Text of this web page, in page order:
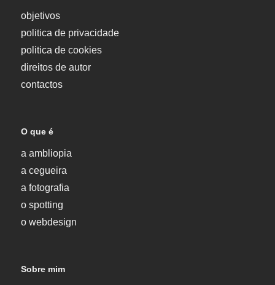
objetivos
politica de privacidade
politica de cookies
direitos de autor
contactos
O que é
a ambliopia
a cegueira
a fotografia
o spotting
o webdesign
Sobre mim